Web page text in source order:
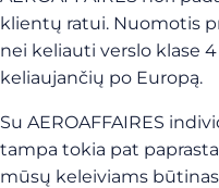
klientų ratui. Nuomotis
nei keliauti verslo klase
keliaujančių po Europą.
Su AEROAFFAIRES
tampa tokia pat
mūsų keleiviams